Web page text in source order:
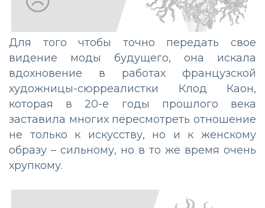
Для того чтобы точно передать свое
видение моды будущего, она искала
вдохновение в работах французской
художницы-сюрреалистки Клод Каон,
которая в 20-е годы прошлого века
заставила многих пересмотреть отношение
не только к искусству, но и к женскому
образу – сильному, но в то же время очень
хрупкому.